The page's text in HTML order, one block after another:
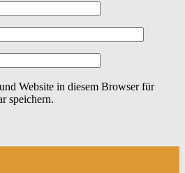
Website in diesem Browser für
speichern.